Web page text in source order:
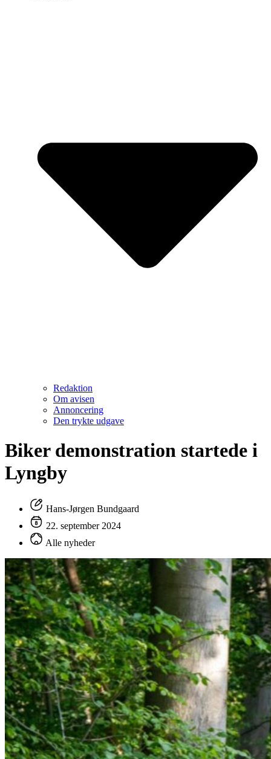
Redaktion
Om avisen
Annoncering
Den trykte udgave
Biker demonstration startede i
Lyngby
Hans-Jørgen Bundgaard
22. september 2024
Alle nyheder